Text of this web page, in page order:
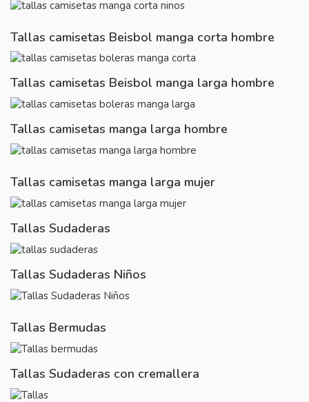
Tallas camisetas Beisbol manga corta hombre
Tallas camisetas Beisbol manga larga hombre
Tallas camisetas manga larga hombre
Tallas camisetas manga larga mujer
Tallas Sudaderas
Tallas Sudaderas Niños
Tallas Bermudas
Tallas Sudaderas con cremallera